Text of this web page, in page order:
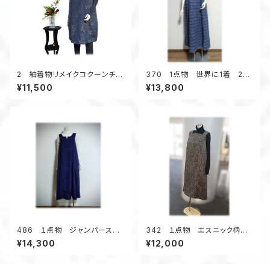
2 紬着物リメイクコクーンチュ
ニック（紺メランジ調／花柄）
¥11,500
370 1点物 世界に1着 2種
類の浴衣地リメイク 着ると可
愛い 幾何学柄 テントライン
¥13,800
486 １点物 ジャンパースカ
ート テントラインワンピース
紬着物リメイク 大きいサイ
¥14,300
342 １点物 エスニック柄
紬 Aラインワンピース ジャン
スカ オールシーズン 着物リ
¥12,000